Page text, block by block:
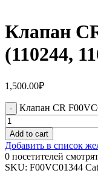
Клапан
(110244,
1,500.00₽
Клапан CR
Add to cart
Добавить в список
0 посетителей
SKU: F00VC01344